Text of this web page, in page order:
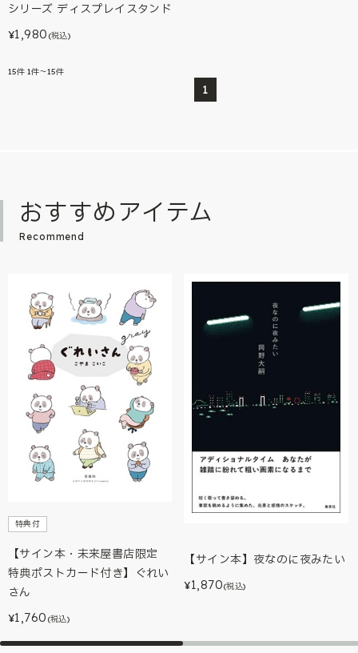
シリーズ ディスプレイスタンド
¥1,980 (税込)
15件 1件～15件
1
おすすめアイテム
Recommend
特典付
【サイン本・未来屋書店限定
特典ポストカード付き】ぐれい
さん
¥1,760 (税込)
【サイン本】夜なのに夜みたい
¥1,870(税込)